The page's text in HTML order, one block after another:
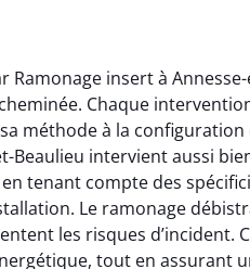
insert à
Chaque
méthode à la
Beaulieu intervient aussi
tenant compte des
Le ramonage
les risques d’incident.
tout en assurant
Loïc Marchand